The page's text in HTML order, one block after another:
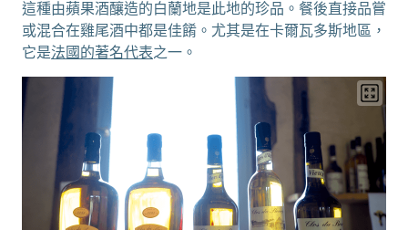
這種由蘋果酒釀造的白蘭地是此地的珍品。餐後直接品嘗
或混合在雞尾酒中都是佳餚。尤其是在卡爾瓦多斯地區，
它是法國的著名代表之一。